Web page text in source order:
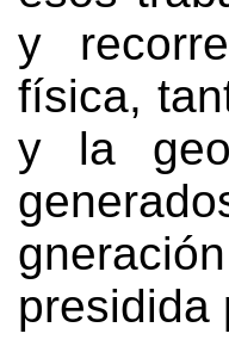
y
física,
y la
presidida